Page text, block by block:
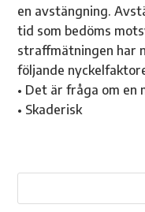
en avstängning.
tid som bedöms
straffmätningen har
följande
• Det är fråga om en
• Skaderisk